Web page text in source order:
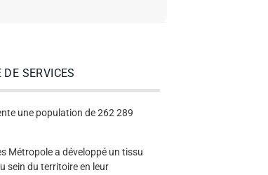
DE SERVICES
une population de 262 289
Métropole a développé un tissu
sein du territoire en leur